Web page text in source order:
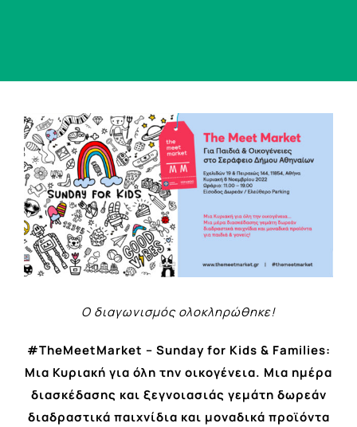
View
Larger
Image
Ο διαγωνισμός ολοκληρώθηκε!
#TheMeetMarket – Sunday for Kids & Families:
Μια Κυριακή για όλη την οικογένεια. Μια ημέρα
διασκέδασης και ξεγνοιασιάς γεμάτη δωρεάν
διαδραστικά παιχνίδια και μοναδικά προϊόντα